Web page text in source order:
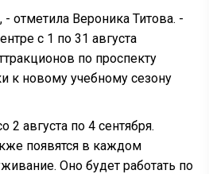
отметила Вероника Титова. -
с 1 по 31 августа
по проспекту
к новому учебному сезону
августа по 4 сентября.
появятся в каждом
Оно будет работать по